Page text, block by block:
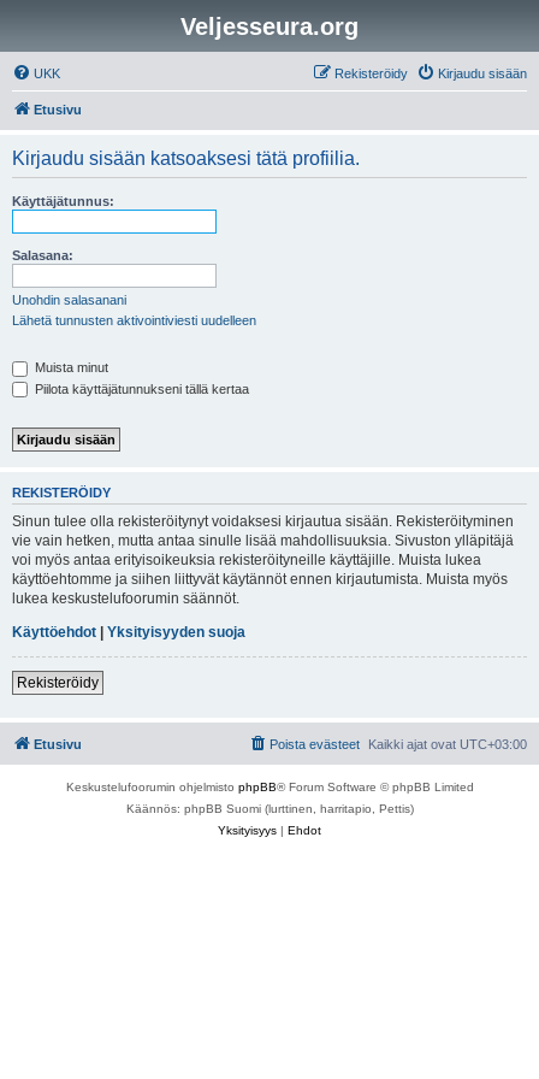
Veljesseura.org
UKK Kirjaudu sisään
Rekisteröidy
Etusivu
Kirjaudu sisään katsoaksesi tätä profiilia.
Käyttäjätunnus:
Salasana:
Unohdin salasanani
Lähetä tunnusten aktivointiviesti uudelleen
Muista minut
Piilota käyttäjätunnukseni tällä kertaa
REKISTERÖIDY
Sinun tulee olla rekisteröitynyt voidaksesi kirjautua sisään. Rekisteröityminen
vie vain hetken, mutta antaa sinulle lisää mahdollisuuksia. Sivuston ylläpitäjä
voi myös antaa erityisoikeuksia rekisteröityneille käyttäjille. Muista lukea
käyttöehtomme ja siihen liittyvät käytännöt ennen kirjautumista. Muista myös
lukea keskustelufoorumin säännöt.
Käyttöehdot | Yksityisyyden suoja
Rekisteröidy
Etusivu Kaikki ajat ovat UTC+03:00
Poista evästeet
Keskustelufoorumin ohjelmisto phpBB® Forum Software © phpBB Limited
Käännös: phpBB Suomi (lurttinen, harritapio, Pettis)
Yksityisyys | Ehdot